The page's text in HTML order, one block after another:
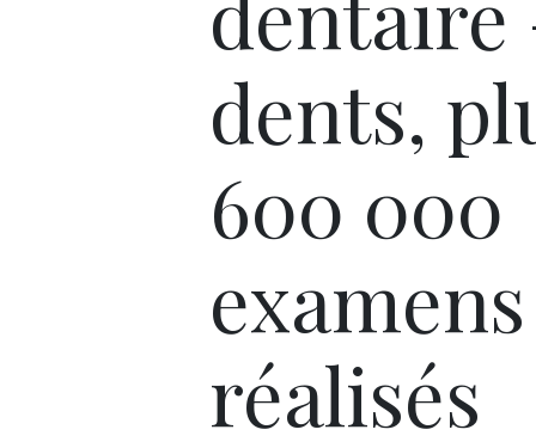
dents,
600 000
réalisés